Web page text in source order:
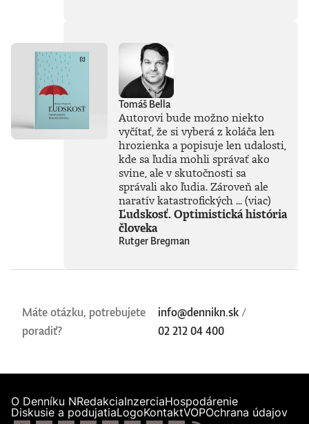
Tomáš Bella
Autorovi bude možno niekto
vyčítať, že si vyberá z koláča len
hrozienka a popisuje len udalosti,
kde sa ľudia mohli správať ako
svine, ale v skutočnosti sa
správali ako ľudia. Zároveň ale
naratív katastrofických ...(viac)
Ľudskosť. Optimistická história
človeka
Rutger Bregman
Máte otázku, potrebujete
poradiť?
info@dennikn.sk /
02 212 04 400
O Denníku NRedakciaInzerciaHospodárenie
Diskusie a podujatiaLogoKontaktVOPOchrana údajov